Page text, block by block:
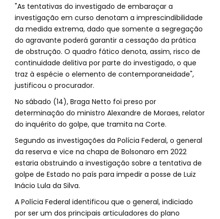
"As tentativas do investigado de embaraçar a
investigação em curso denotam a imprescindibilidade
da medida extrema, dado que somente a segregação
do agravante poderá garantir a cessação da prática
de obstrução. O quadro fático denota, assim, risco de
continuidade delitiva por parte do investigado, o que
traz à espécie o elemento de contemporaneidade",
justificou o procurador.
No sábado (14), Braga Netto foi preso por
determinação do ministro Alexandre de Moraes, relator
do inquérito do golpe, que tramita na Corte.
Segundo as investigações da Polícia Federal, o general
da reserva e vice na chapa de Bolsonaro em 2022
estaria obstruindo a investigação sobre a tentativa de
golpe de Estado no país para impedir a posse de Luiz
Inácio Lula da Silva.
A Polícia Federal identificou que o general, indiciado
por ser um dos principais articuladores do plano